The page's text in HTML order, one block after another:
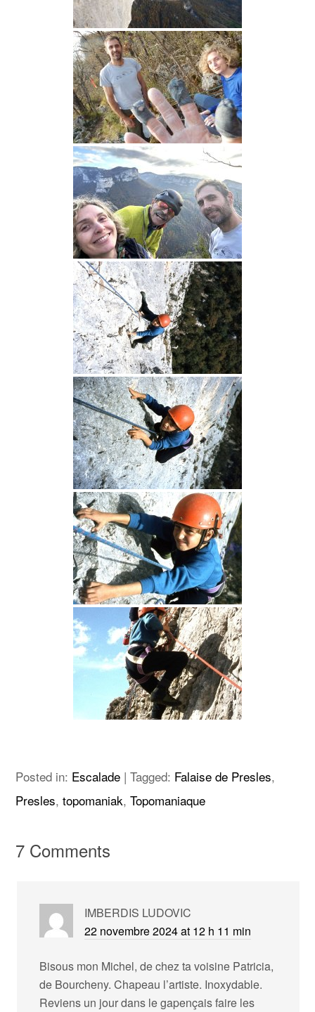
Posted in: Escalade |Tagged: Falaise de Presles,
Presles,topomaniak,Topomaniaque
7 Comments
IMBERDIS LUDOVIC
22 novembre 2024 at 12 h 11 min
Bisous mon Michel, de chez ta voisine Patricia,
de Bourcheny. Chapeau l’artiste. Inoxydable.
Reviens un jour dans le gapençais faire les